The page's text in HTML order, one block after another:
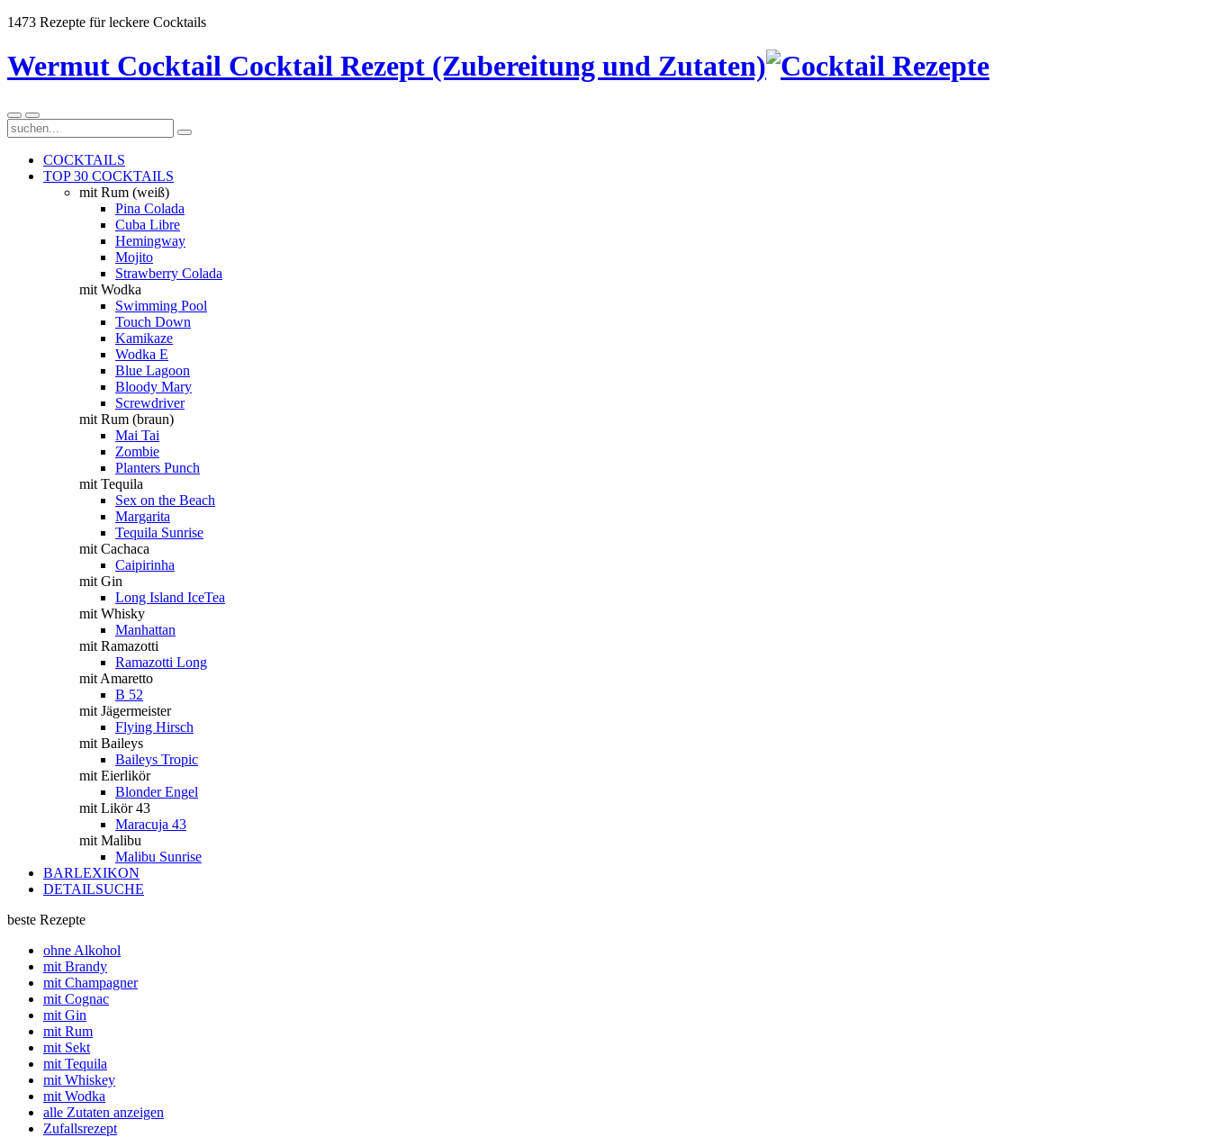
1473 Rezepte für leckere Cocktails
Wermut Cocktail Cocktail Rezept (Zubereitung und Zutaten)
COCKTAILS
TOP 30 COCKTAILS
mit Rum (weiß)
Pina Colada
Cuba Libre
Hemingway
Mojito
Strawberry Colada
mit Wodka
Swimming Pool
Touch Down
Kamikaze
Wodka E
Blue Lagoon
Bloody Mary
Screwdriver
mit Rum (braun)
Mai Tai
Zombie
Planters Punch
mit Tequila
Sex on the Beach
Margarita
Tequila Sunrise
mit Cachaca
Caipirinha
mit Gin
Long Island IceTea
mit Whisky
Manhattan
mit Ramazotti
Ramazotti Long
mit Amaretto
B 52
mit Jägermeister
Flying Hirsch
mit Baileys
Baileys Tropic
mit Eierlikör
Blonder Engel
mit Likör 43
Maracuja 43
mit Malibu
Malibu Sunrise
BARLEXIKON
DETAILSUCHE
beste Rezepte
ohne Alkohol
mit Brandy
mit Champagner
mit Cognac
mit Gin
mit Rum
mit Sekt
mit Tequila
mit Whiskey
mit Wodka
alle Zutaten anzeigen
Zufallsrezept